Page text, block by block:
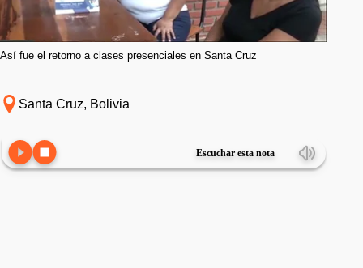
Así fue el retorno a clases presenciales en Santa Cruz
Santa Cruz, Bolivia
Escuchar esta nota